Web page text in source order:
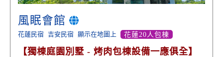
風眠會館
花蓮民宿 吉安民宿 顯示在地圖上 花蓮20人包棟
【獨棟庭園別墅 - 烤肉包棟設備一應俱全】